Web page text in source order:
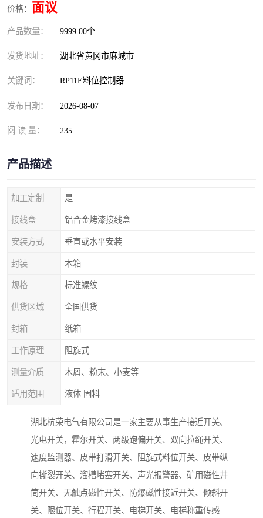
价格： 面议
产品数量： 9999.00个
发货地址： 湖北省黄冈市麻城市
关键词： RP11E料位控制器
发布日期： 2026-08-07
阅 读 量： 235
产品描述
加工定制 是
接线盒 铝合金烤漆接线盒
安装方式 垂直或水平安装
封装 木箱
规格 标准螺纹
供货区域 全国供货
封箱 纸箱
工作原理 阻旋式
测量介质 木屑、粉末、小麦等
适用范围 液体 固料
湖北杭荣电气有限公司是一家主要从事生产接近开关、
光电开关，霍尔开关、两级跑偏开关、双向拉绳开关、
速度监测器、皮带打滑开关、阻旋式料位开关、皮带纵
向撕裂开关、溜槽堵塞开关、声光报警器、矿用磁性井
筒开关、无触点磁性开关、防爆磁性接近开关、倾斜开
关、限位开关、行程开关、电梯开关、电梯称重传感
速度传感器